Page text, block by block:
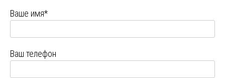
Ваше имя*
Ваш телефон